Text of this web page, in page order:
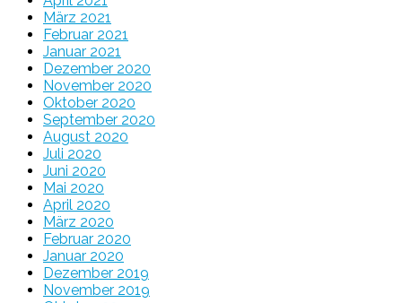
März 2021
Februar 2021
Januar 2021
Dezember 2020
November 2020
Oktober 2020
September 2020
August 2020
Juli 2020
Juni 2020
Mai 2020
April 2020
März 2020
Februar 2020
Januar 2020
Dezember 2019
November 2019